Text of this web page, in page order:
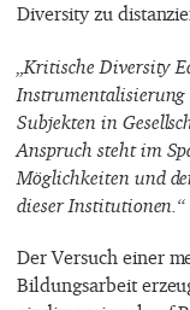
Diversity zu
„Kritische Diversity
Instrumentalisierung
Subjekten in
Anspruch steht im
Möglichkeiten und
dieser
Der Versuch einer
Bildungsarbeit